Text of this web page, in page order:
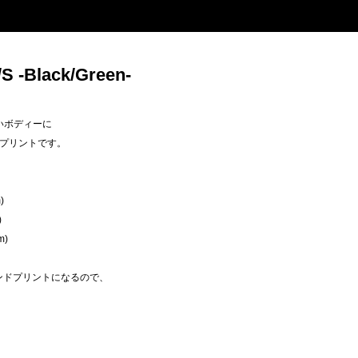
-Black/Green-
ボディーに
リントです。
プリントになるので、